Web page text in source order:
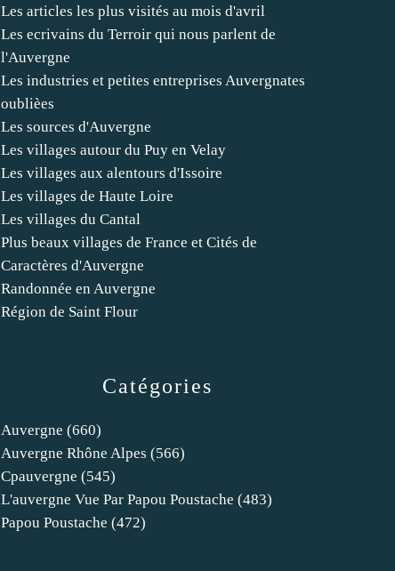
Catégories
Auvergne (660)
Auvergne Rhône Alpes (566)
Cpauvergne (545)
L'auvergne Vue Par Papou Poustache (483)
Papou Poustache (472)
Les articles les plus visités au mois d'avril
Les ecrivains du Terroir qui nous parlent de
l'Auvergne
Les industries et petites entreprises Auvergnates
oublièes
Les sources d'Auvergne
Les villages autour du Puy en Velay
Les villages aux alentours d'Issoire
Les villages de Haute Loire
Les villages du Cantal
Plus beaux villages de France et Cités de
Caractères d'Auvergne
Randonnée en Auvergne
Région de Saint Flour